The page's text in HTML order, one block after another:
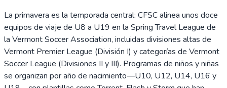
La primavera es la temporada central: CFSC alinea unos doce
equipos de viaje de U8 a U19 en la Spring Travel League de
la Vermont Soccer Association, incluidas divisiones altas de
Vermont Premier League (División I) y categorías de Vermont
Soccer League (Divisiones II y III). Programas de niños y niñas
se organizan por año de nacimiento—U10, U12, U14, U16 y